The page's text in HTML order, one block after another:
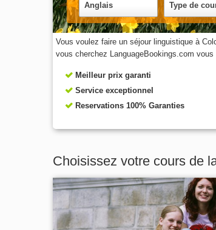
Anglais Type de
Vous voulez faire un séjour linguistique à
vous cherchez LanguageBookings.com
Meilleur prix garanti
Service exceptionnel
Reservations 100% Garanties
Choisissez votre cours de